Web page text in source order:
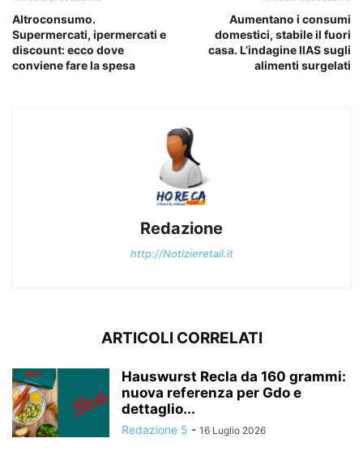
Altroconsumo.
Supermercati, ipermercati e
discount: ecco dove
conviene fare la spesa
Aumentano i consumi
domestici, stabile il fuori
casa. L’indagine IIAS sugli
alimenti surgelati
Redazione
http://Notizieretail.it
ARTICOLI CORRELATI
Hauswurst Recla da 160 grammi:
nuova referenza per Gdo e
dettaglio...
Redazione 5 - 16 Luglio 2026